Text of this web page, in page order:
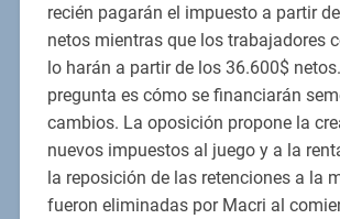
recién pagarán el impuesto a partir
netos mientras que los trabajadores
lo harán a partir de los 36.600$
pregunta es cómo se financiarán
cambios. La oposición propone la
nuevos impuestos al juego y a la
la reposición de las retenciones a la
fueron eliminadas por Macri al